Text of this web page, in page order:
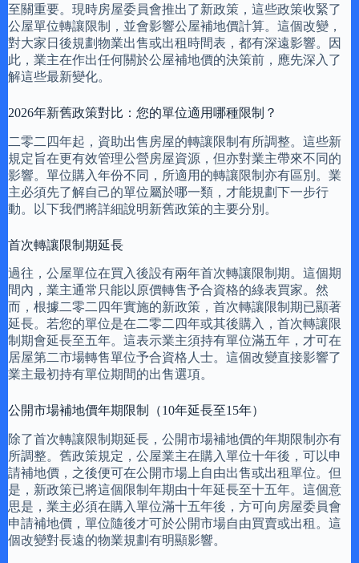
至關重要。現時房屋委員會推出了新政策，這些政策收緊了
公屋單位轉讓限制，並會影響公屋補地價計算。這個改變，
對大家日後規劃物業出售或出租時間表，都有深遠影響。因
此，業主在作出任何關於公屋補地價的決策前，應先深入了
解這些最新變化。
2026年新舊政策對比：您的單位適用哪種限制？
二零二四年起，資助出售房屋的轉讓限制有所調整。這些新
規定旨在更有效管理公營房屋資源，但亦對業主帶來不同的
影響。單位購入年份不同，所適用的轉讓限制亦有區別。業
主必須先了解自己的單位屬於哪一類，才能規劃下一步行
動。以下我們將詳細說明新舊政策的主要分別。
首次轉讓限制期延長
過往，公屋單位在買入後設有兩年首次轉讓限制期。這個期
間內，業主通常只能以原價轉售予合資格的綠表買家。然
而，根據二零二四年實施的新政策，首次轉讓限制期已顯著
延長。若您的單位是在二零二四年或其後購入，首次轉讓限
制期會延長至五年。這表示業主須持有單位滿五年，才可在
居屋第二市場轉售單位予合資格人士。這個改變直接影響了
業主最初持有單位期間的出售選項。
公開市場補地價年期限制（10年延長至15年）
除了首次轉讓限制期延長，公開市場補地價的年期限制亦有
所調整。舊政策規定，公屋業主在購入單位十年後，可以申
請補地價，之後便可在公開市場上自由出售或出租單位。但
是，新政策已將這個限制年期由十年延長至十五年。這個意
思是，業主必須在購入單位滿十五年後，方可向房屋委員會
申請補地價，單位隨後才可於公開市場自由買賣或出租。這
個改變對長遠的物業規劃有明顯影響。